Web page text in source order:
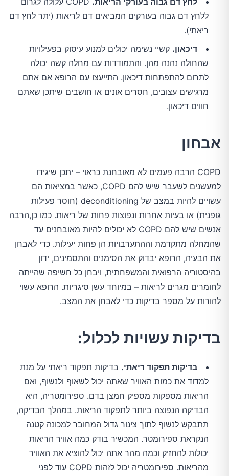
ללחץ דם גבוה בעורקים המביאים דם לריאות (יתר לחץ דם
ריאתי).
דיכאון. קשיי נשימה יכולים למנוע עיסוק בפעילויות
שהחולה נהנה מהן. והתמודדות עם מחלה קשה יכולה
לתרום להתפתחות דיכאון. התייעצו עם הרופא אם אתם
מרגישים עצובים, חסרים אונים או חושבים שיתכן שאתם
חווים דיכאון.
אבחון
COPD הרבה פעמים לא מאובחנת כראוי – יתכן שיגידו
למעשנים לשעבר שיש להם COPD, כאשר במציאות הם
עשויים להיות במצב של deconditioning (חוסר פעילות
גופנית) או בעיות אחרות ונפוצות פחות של ריאות. כמו כן,הרבה
אנשים שיש להם COPD לא יכולים להיות מאובחנים עד
שהמחלה מתקדמת וההתערבויות הן פחות יעילות. כדי לאבחן
את הבעיה, הרופא יבדוק את הסימנים והתסמינים, ידון
בהיסטוריה הרפואית והמשפחתית, ויבחן כל חשיפה שהייתה
לחומרים מגרים לריאות – במיוחד עשן סיגריות. הרופא עשוי
להורות על מספר בדיקות כדי לאבחן את המצב.
בדיקות עשויות לכלול:
בדיקות תפקוד ריאתי. בדיקות תפקוד ריאתי על מנת
למדוד את כמות האוויר שאתה יכול לשאוף ולנשוף, ואם
הריאות מספקות מספיק חמצן בדם. ספירומטריה, היא
הבדיקה הנפוצה ביותר לתפקוד הריאות. במהלך הבדיקה,
תתבקש לנשוף לתוך צינור גדול המחובר למכונה קטנה
הנקראת ספירומטר. המכשיר בודק כמה אוויר הריאות
יכולות להחזיק וכמה מהר אתה יכול להוציא את האוויר
מהריאות. ספירומטריה יכול לזהות COPD עוד לפני